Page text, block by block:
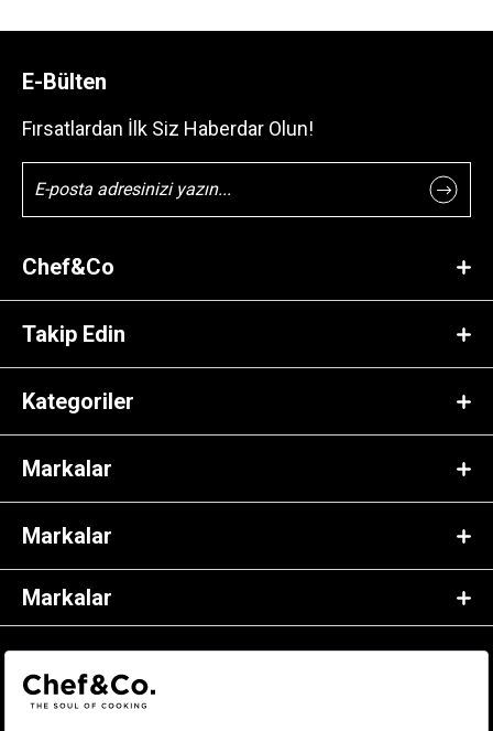
E-Bülten
Fırsatlardan İlk Siz Haberdar Olun!
Chef&Co
Takip Edin
Kategoriler
Markalar
Markalar
Markalar